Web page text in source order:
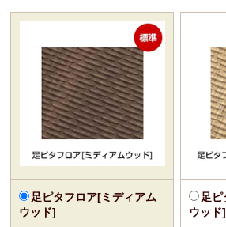
足ピタフロア[ミディアム
ウッド]
足
ウッド]